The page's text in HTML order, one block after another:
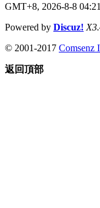
GMT+8, 2026-8-8 04:21
Powered by Discuz!
© 2001-2017 Comsenz
返回頂部